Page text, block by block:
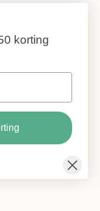
voor de mooiste
korting